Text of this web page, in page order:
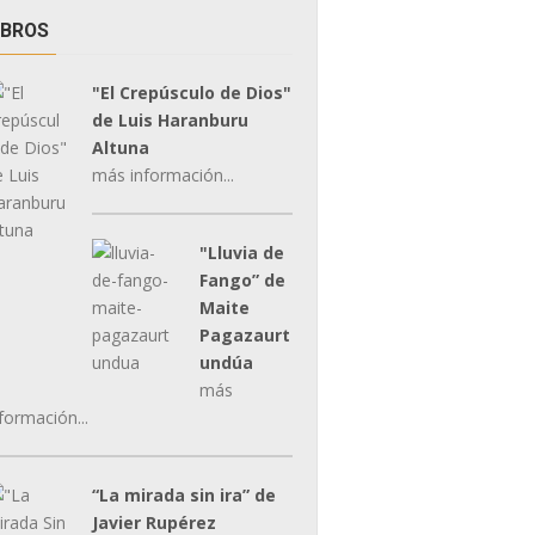
"El Crepúsculo de Dios"
de Luis Haranburu
Altuna
más información...
"Lluvia de
Fango” de
Maite
Pagazaurt
undúa
más
“La mirada sin ira” de
Javier Rupérez